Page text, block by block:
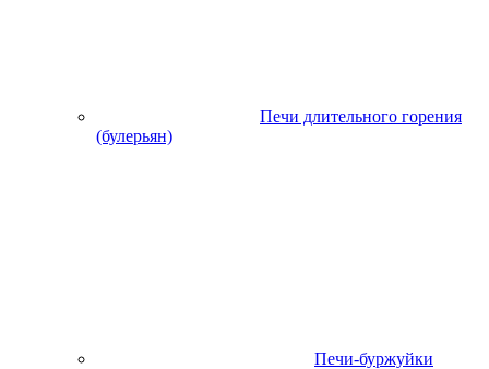
Печи длительного горения
(булерьян)
Печи-буржуйки